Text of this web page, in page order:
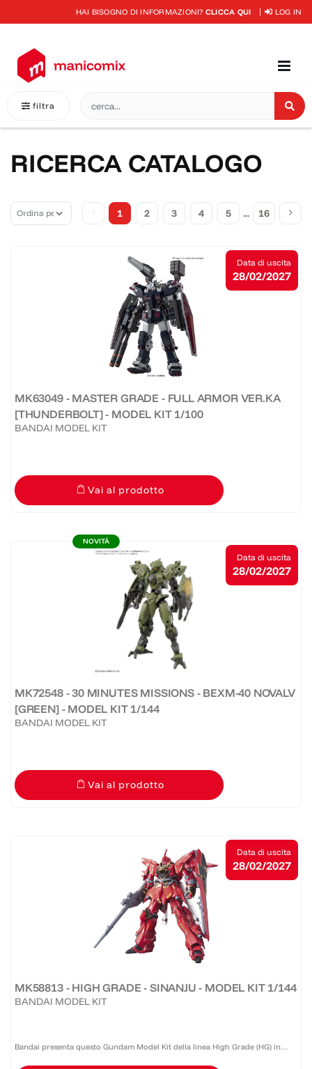
HAI BISOGNO DI INFORMAZIONI? CLICCA QUI LOG IN
filtra
RICERCA CATALOGO
1 2 3 4 5 ... 16
MK63049 - MASTER GRADE - FULL ARMOR VER.KA
[THUNDERBOLT] - MODEL KIT 1/100
BANDAI MODEL KIT
Vai al prodotto
Data di uscita
28/02/2027
NOVITÀ
MK72548 - 30 MINUTES MISSIONS - BEXM-40 NOVALV
[GREEN] - MODEL KIT 1/144
BANDAI MODEL KIT
Vai al prodotto
Data di uscita
28/02/2027
MK58813 - HIGH GRADE - SINANJU - MODEL KIT 1/144
BANDAI MODEL KIT
Bandai presenta questo Gundam Model Kit della linea High Grade (HG) in
scala 1:144 caratterizzato da buona qualità e costo accessibile. Realizzato in
Data di uscita
28/02/2027